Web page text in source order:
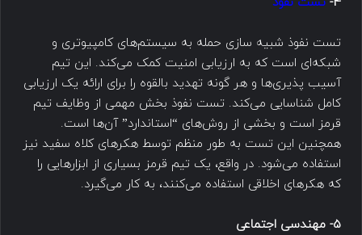
تست نفوذ شبیه سازی حمله به سیستم‌های کامپیوتری و
شبکه‌ای است که به ارزیابی امنیت کمک می‌کند. این تیم
آسیب پذیری‌ها و هر گونه تهدید بالقوه را برای ارائه یک ارزیابی
کامل شناسایی می‌کند. تست نفوذ بخش مهمی از وظایف تیم‌
قرمز است و بخشی از روش‌های “استاندارد” آن‌ها است.
همچنین این تست به طور منظم توسط هکرهای کلاه سفید نیز
استفاده می‌شود. در واقع، یک تیم قرمز بسیاری از ابزارهایی را
که هکرهای اخلاقی استفاده می‌کنند، به کار می‌گیرد.
5- مهندسی اجتماعی